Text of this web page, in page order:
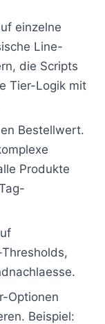
einzelne
Line-
die Scripts
Tier-Logik mit
Bestellwert.
Produkte
Optionen
Beispiel: